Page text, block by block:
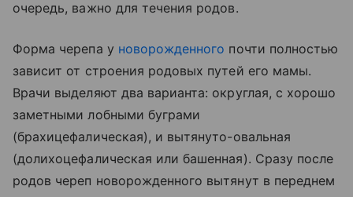
очередь, важно для течения родов.
Форма черепа у новорожденного почти полностью
зависит от строения родовых путей его мамы.
Врачи выделяют два варианта: округлая, с хорошо
заметными лобными буграми
(брахицефалическая), и вытянуто-овальная
(долихоцефалическая или башенная). Сразу после
родов череп новорожденного вытянут в переднем